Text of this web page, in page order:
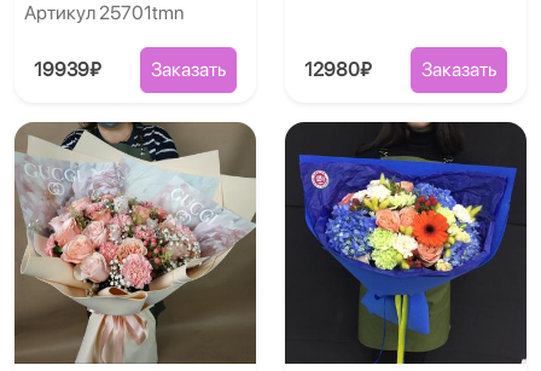
Артикул 25701tmn
19939₽ Заказать 12980₽ Заказать